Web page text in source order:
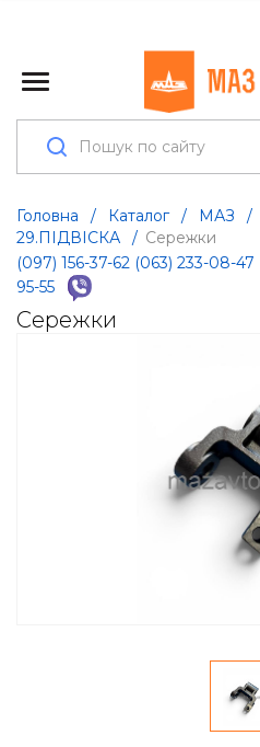
Головна / Каталог / МАЗ /
29.ПІДВІСКА
/ Сережки
(097) 156-37-62 (063) 233-08-47
95-55
Сережки